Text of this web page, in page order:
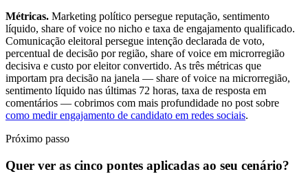
Métricas. Marketing político persegue reputação, sentimento
líquido, share of voice no nicho e taxa de engajamento qualificado.
Comunicação eleitoral persegue intenção declarada de voto,
percentual de decisão por região, share of voice em microrregião
decisiva e custo por eleitor convertido. As três métricas que
importam pra decisão na janela — share of voice na microrregião,
sentimento líquido nas últimas 72 horas, taxa de resposta em
comentários — cobrimos com mais profundidade no post sobre
como medir engajamento de candidato em redes sociais.
Próximo passo
Quer ver as cinco pontes aplicadas ao seu cenário?